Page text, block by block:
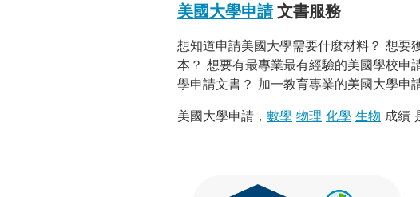
美國大學申請文書服務
想知道申請美國大學需要什麼材料？ 想要
本？ 想要有最專業最有經驗的美國學校申
學申請文書？ 加一教育專業的美國大學申
美國大學申請， 數學 物理 化學 生物 成績